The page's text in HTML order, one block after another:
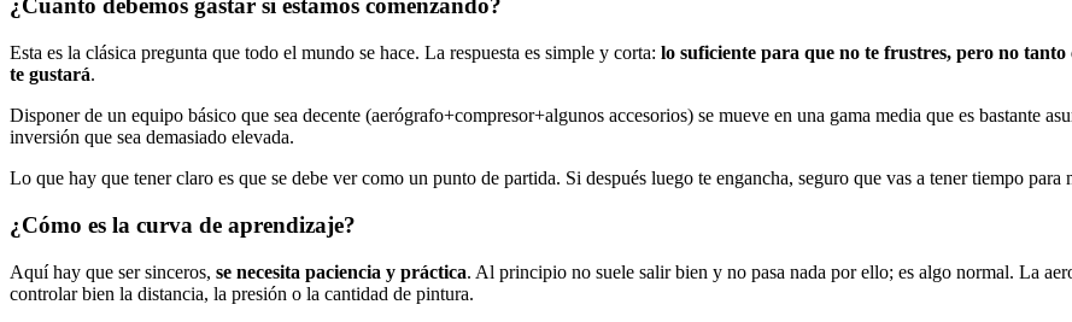
¿Cuánto debemos gastar si estamos comenzando?
Esta es la clásica pregunta que todo el mundo se hace. La respuesta es simple y corta: lo suficiente para que no te frustres, pero no
te gustará.
Disponer de un equipo básico que sea decente (aerógrafo+compresor+algunos accesorios) se mueve en una gama media que es bastante
inversión que sea demasiado elevada.
Lo que hay que tener claro es que se debe ver como un punto de partida. Si después luego te engancha, seguro que vas a tener tiempo para
¿Cómo es la curva de aprendizaje?
Aquí hay que ser sinceros, se necesita paciencia y práctica. Al principio no suele salir bien y no pasa nada por ello; es algo normal. La
controlar bien la distancia, la presión o la cantidad de pintura.